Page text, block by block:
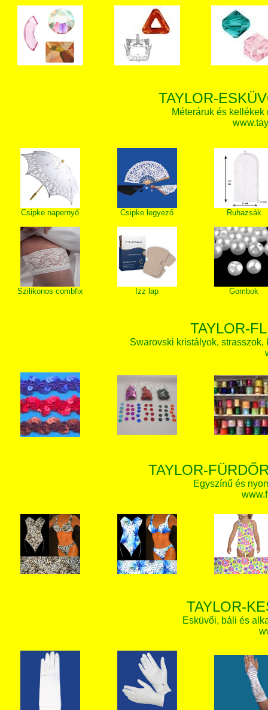
TAYLOR-
Méteráruk és
Csipke napernyő Csipke legyező Ruhazsák
Szilikonos combfix Izz lap Gombok
TAYLOR-
Swarovski kristályok,
TAYLOR-
Egyszínű és
TAYLOR-
Esküvői, báli és